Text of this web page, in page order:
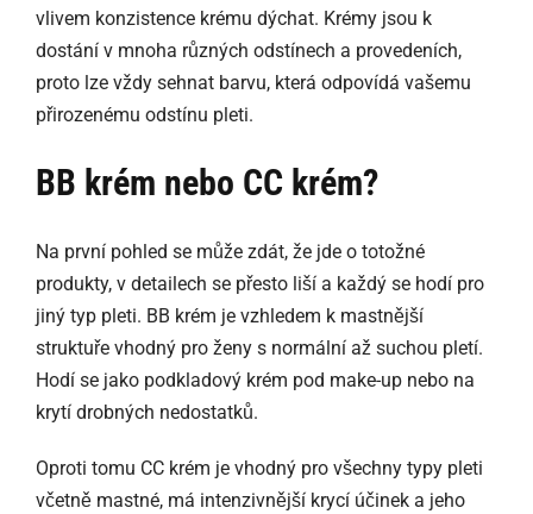
vlivem konzistence krému dýchat. Krémy jsou k
dostání v mnoha různých odstínech a provedeních,
proto lze vždy sehnat barvu, která odpovídá vašemu
přirozenému odstínu pleti.
BB krém nebo CC krém?
Na první pohled se může zdát, že jde o totožné
produkty, v detailech se přesto liší a každý se hodí pro
jiný typ pleti. BB krém je vzhledem k mastnější
struktuře vhodný pro ženy s normální až suchou pletí.
Hodí se jako podkladový krém pod make-up nebo na
krytí drobných nedostatků.
Oproti tomu CC krém je vhodný pro všechny typy pleti
včetně mastné, má intenzivnější krycí účinek a jeho